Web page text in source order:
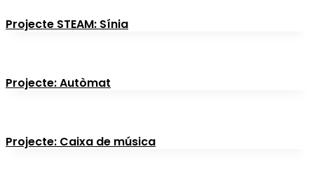
Projecte STEAM: Sínia
Projecte: Autòmat
Projecte: Caixa de música